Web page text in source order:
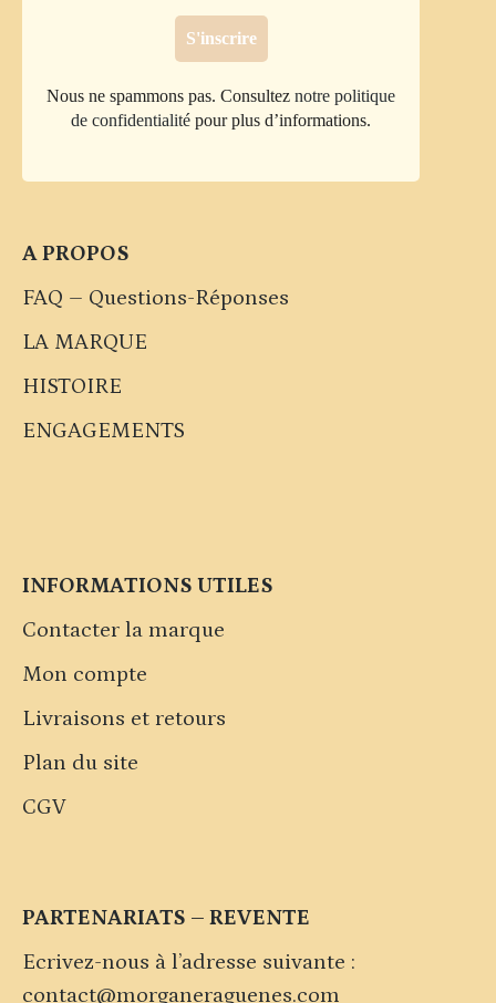
Nous ne spammons pas. Consulteznotre politique
de confidentialité pour plus d’informations.
A PROPOS
FAQ – Questions-Réponses
LA MARQUE
HISTOIRE
ENGAGEMENTS
INFORMATIONS UTILES
Contacter la marque
Mon compte
Livraisons et retours
Plan du site
CGV
PARTENARIATS – REVENTE
Ecrivez-nous à l’adresse suivante :
contact@morganeraguenes.com